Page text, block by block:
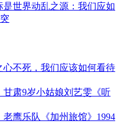
是世界动乱之源：我们应如
心不死，我们应该如何看待
甘肃9岁小姑娘刘艺雯《听
老鹰乐队《加州旅馆》1994